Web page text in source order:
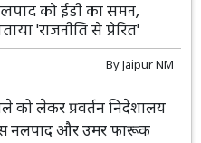
को ईडी का समन,
'राजनीति से प्रेरित'
ByJaipur NM